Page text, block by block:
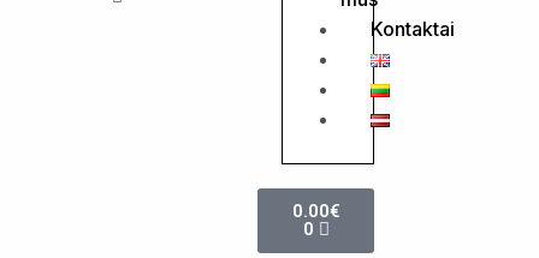
Kontaktai
0.00€
0
Cart